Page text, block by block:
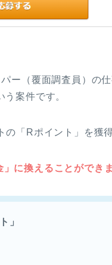
ー（覆面調査員）の
案件です。
「Rポイント」を獲得
に換えることができま
」